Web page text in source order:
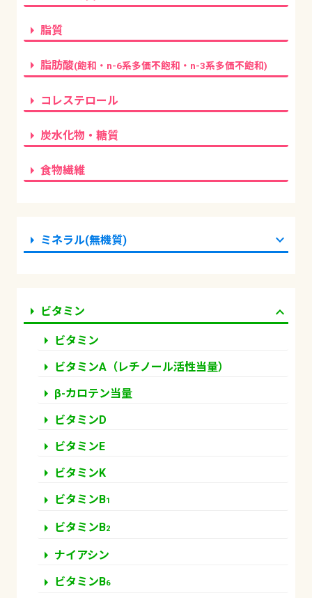
arrow_right 脂質
arrow_right 脂肪酸(飽和・n-6系多価不飽和・n-3系多価不飽和)
arrow_right コレステロール
arrow_right 炭水化物・糖質
arrow_right 食物繊維
arrow_right ミネラル(無機質) expand_more
arrow_right ビタミン
expand_more
arrow_right ビタミン
arrow_right ビタミンA（レチノール活性当量）
arrow_right β-カロテン当量
arrow_right ビタミンD
arrow_right ビタミンE
arrow_right ビタミンK
arrow_right ビタミンB1
arrow_right ビタミンB2
arrow_right ナイアシン
arrow_right ビタミンB6